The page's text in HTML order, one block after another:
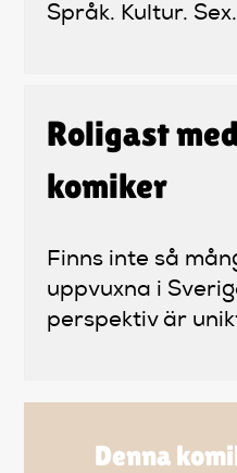
Språk. Kultur.
Roligast
komiker
Finns inte så
uppvuxna i
perspektiv är
Denna